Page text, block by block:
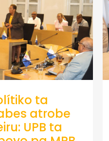
ta
atrobe
UPB ta